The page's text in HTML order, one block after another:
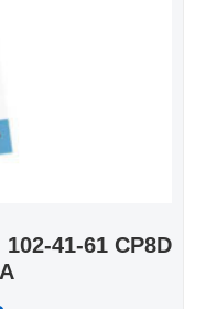
41-61 CP8D